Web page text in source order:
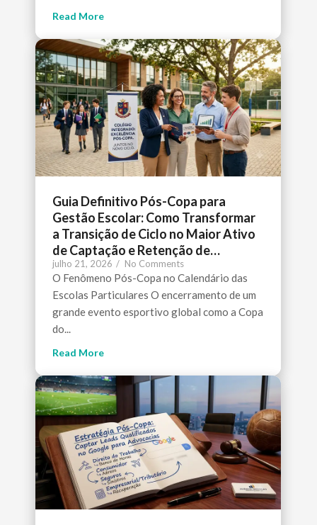
Read More
Guia Definitivo Pós-Copa para
Gestão Escolar: Como Transformar
a Transição de Ciclo no Maior Ativo
de Captação e Retenção de…
julho 21, 2026 / No Comments
O Fenômeno Pós-Copa no Calendário das
Escolas Particulares O encerramento de um
grande evento esportivo global como a Copa
do...
Read More